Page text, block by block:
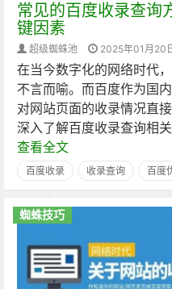
常见的百度收录查询
键因素
超级蜘蛛池 2025年01月20
在当今数字化的网络时代
不言而喻。而百度作为国
对网站页面的收录情况直
深入了解百度收录查询相
查看全文
百度收录 收录查询 百度
蜘蛛技巧